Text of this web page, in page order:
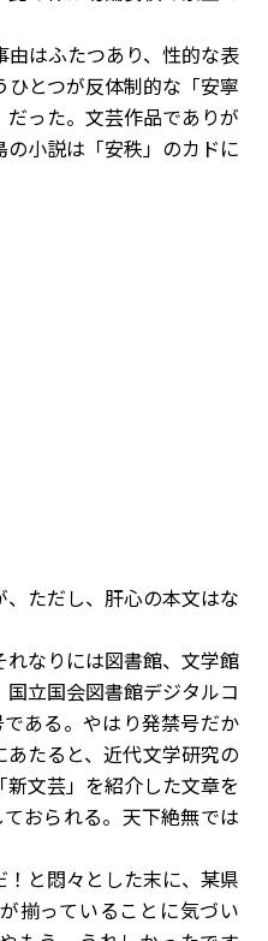
はふたつあり、性的な表
とつが反体制的な「安寧
った。文芸作品でありが
小説は「安秩」のカドに
、ただし、肝心の本文はな
なりには図書館、文学館
立国会図書館デジタルコ
ある。やはり発禁号だか
たると、近代文学研究の
文芸」を紹介した文章を
おられる。天下絶無では
と悶々とした末に、某県
揃っていることに気づい